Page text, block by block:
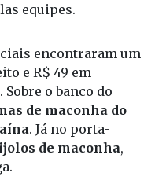
equipes.
encontraram um
e R$ 49 em
o banco do
de maconha do
. Já no porta-
de maconha,